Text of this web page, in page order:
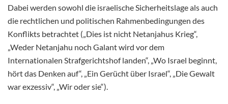
Dabei werden sowohl die israelische Sicherheitslage als auch
die rechtlichen und politischen Rahmenbedingungen des
Konflikts betrachtet („Dies ist nicht Netanjahus Krieg“,
„Weder Netanjahu noch Galant wird vor dem
Internationalen Strafgerichtshof landen“, „Wo Israel beginnt,
hört das Denken auf“, „Ein Gerücht über Israel“, „Die Gewalt
war exzessiv“, „Wir oder sie“).